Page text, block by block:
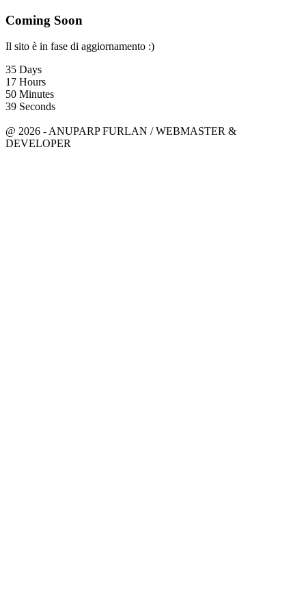
Coming Soon
Il sito è in fase di aggiornamento :)
35 Days
17 Hours
50 Minutes
39 Seconds
@ 2026 - ANUPARP FURLAN / WEBMASTER &
DEVELOPER